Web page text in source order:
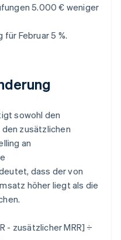
5.000 € weniger
Februar 5 %.
sowohl den
zusätzlichen
an
dass der von
höher liegt als die
- zusätzlicher MRR] ÷